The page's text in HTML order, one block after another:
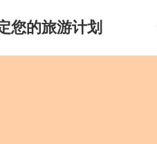
您的旅游计划